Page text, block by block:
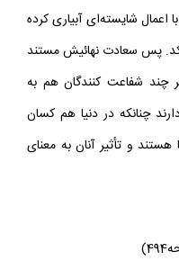
شايسته‌اى آبيارى كرده
پس سعادت نهائيش مستند
شفاعت كنندگان هم به
چنانكه در دنيا هم كسان
و تأثير آنان به معناى